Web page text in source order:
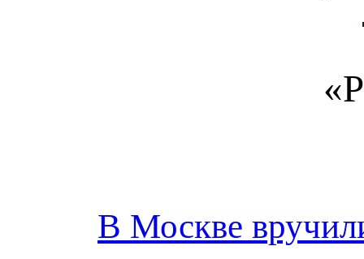
В Москве